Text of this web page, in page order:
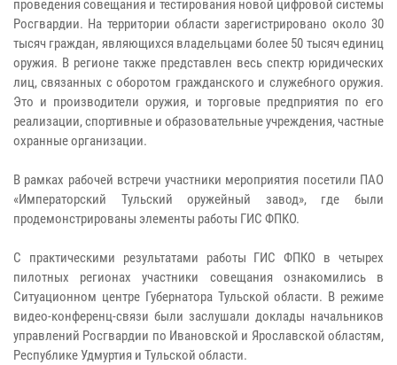
проведения совещания и тестирования новой цифровой системы
Росгвардии. На территории области зарегистрировано около 30
тысяч граждан, являющихся владельцами более 50 тысяч единиц
оружия. В регионе также представлен весь спектр юридических
лиц, связанных с оборотом гражданского и служебного оружия.
Это и производители оружия, и торговые предприятия по его
реализации, спортивные и образовательные учреждения, частные
охранные организации.
В рамках рабочей встречи участники мероприятия посетили ПАО
«Императорский Тульский оружейный завод», где были
продемонстрированы элементы работы ГИС ФПКО.
С практическими результатами работы ГИС ФПКО в четырех
пилотных регионах участники совещания ознакомились в
Ситуационном центре Губернатора Тульской области. В режиме
видео-конференц-связи были заслушали доклады начальников
управлений Росгвардии по Ивановской и Ярославской областям,
Республике Удмуртия и Тульской области.